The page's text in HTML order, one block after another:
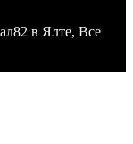
в Ялте, Все